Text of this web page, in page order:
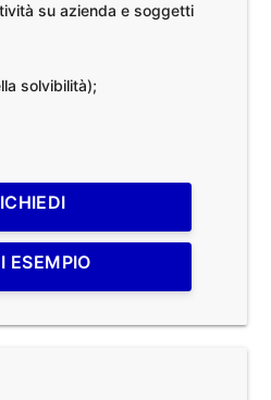
su azienda e soggetti
solvibilità);
ESEMPIO